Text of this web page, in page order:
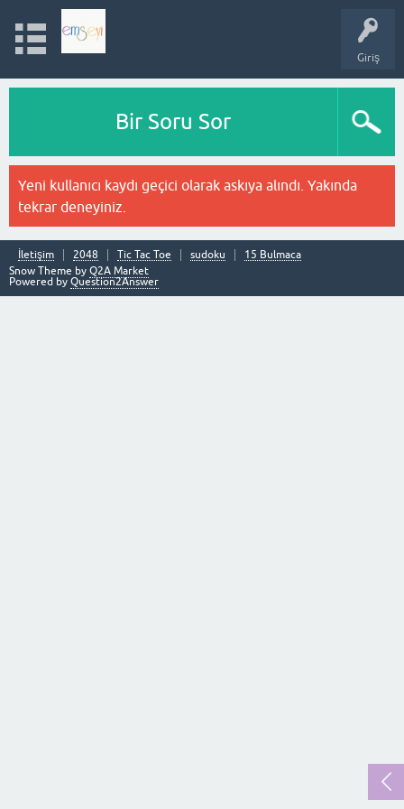
Giriş
Bir Soru Sor
Yeni kullanıcı kaydı geçici olarak askıya alındı. Yakında
tekrar deneyiniz.
İletişim 2048 Tic Tac Toe sudoku
15 Bulmaca
Snow Theme by Q2A Market
Powered by Question2Answer